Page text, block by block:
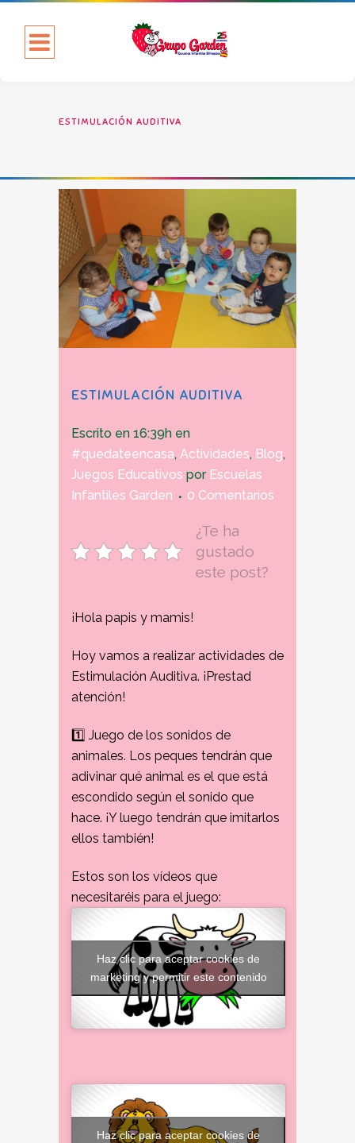
ESTIMULACIÓN AUDITIVA
ESTIMULACIÓN AUDITIVA
Escrito en 16:39h en
#quedateencasa, Actividades, Blog,
Juegos Educativos por Escuelas
Infantiles Garden
0 Comentarios
¿Te ha
gustado
este post?
¡Hola papis y mamis!
Hoy vamos a realizar actividades de
Estimulación Auditiva. ¡Prestad
atención!
1️⃣ Juego de los sonidos de
animales. Los peques tendrán que
adivinar qué animal es el que está
escondido según el sonido que
hace. ¡Y luego tendrán que imitarlos
ellos también!
Estos son los vídeos que
necesitaréis para el juego:
Haz clic para aceptar cookies de
marketing y permitir este contenido
Haz clic para aceptar cookies de